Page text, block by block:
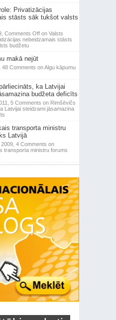
Privatizācijas
stāsts sāk tukšot valsts
Comments Offon Valsts
nebeidzamais stāsts
budžetu
makā nejūt
48 Comments on Algu kāpumu
ka Latvijai
budžeta deficīts
5 Comments on Rimšēvičs
Latvijai steidzami jāsamazina
transporta ministru
Latvijā
4 Comments on
transporta ministru forums